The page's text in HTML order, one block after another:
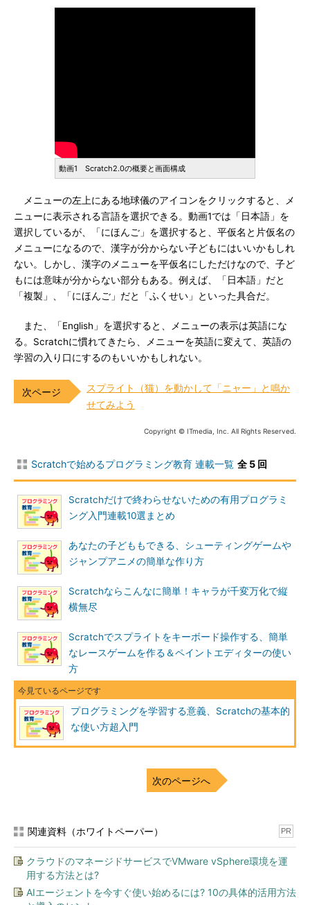
動画1 Scratch2.0の概要と画面構成
メニューの左上にある地球儀のアイコンをクリックすると、メ
ニューに表示される言語を選択できる。動画1では「日本語」を
選択しているが、「にほんご」を選択すると、平仮名と片仮名の
メニューになるので、漢字が分からない子どもにはいいかもしれ
ない。しかし、漢字のメニューを平仮名にしただけなので、子ど
もには意味が分からない部分もある。例えば、「日本語」だと
「複製」、「にほんご」だと「ふくせい」といった具合だ。
また、「English」を選択すると、メニューの表示は英語にな
る。Scratchに慣れてきたら、メニューを英語に変えて、英語の
学習の入り口にするのもいいかもしれない。
スプライト（猫）を動かして「ニャー」と鳴か
せてみよう
Copyright © ITmedia, Inc. All Rights Reserved.
Scratchで始めるプログラミング教育 連載一覧 全 5 回
Scratchだけで終わらせないための有用プログラミ
ング入門連載10選まとめ
あなたの子どももできる、シューティングゲームや
ジャンプアニメの簡単な作り方
Scratchならこんなに簡単！キャラが千変万化で縦
横無尽
Scratchでスプライトをキーボード操作する、簡単
なレースゲームを作る＆ペイントエディターの使い
方
プログラミングを学習する意義、Scratchの基本的
な使い方超入門
次のページへ
関連資料（ホワイトペーパー） PR
クラウドのマネージドサービスでVMware vSphere環境を運
用する方法とは?
AIエージェントを今すぐ使い始めるには? 10の具体的活用方法